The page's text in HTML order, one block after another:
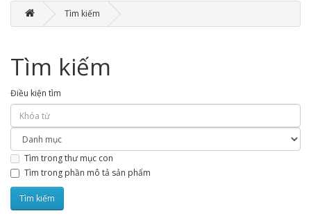
Tìm kiếm
Tìm kiếm
Điều kiện tìm
Tìm trong thư mục con
Tìm trong phần mô tả sản phẩm